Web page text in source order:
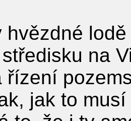
hvězdné
na
řízení
jak to